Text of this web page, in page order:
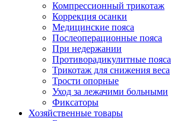
Компрессионный трикотаж
Коррекция осанки
Медицинские пояса
Послеоперационные пояса
При недержании
Противорадикулитные пояса
Трикотаж для снижения веса
Трости опорные
Уход за лежачими больными
Фиксаторы
Хозяйственные товары